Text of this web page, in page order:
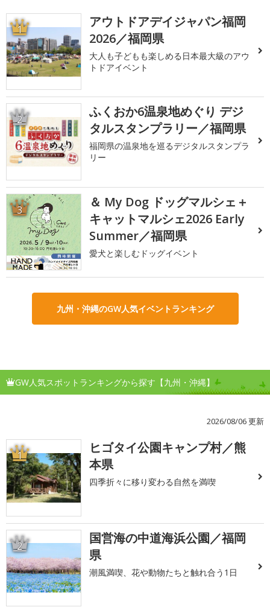
1
アウトドアデイジャパン福岡
2026／福岡県
大人も子どもも楽しめる日本最大級のアウ
トドアイベント
2
ふくおか6温泉地めぐり デジ
タルスタンプラリー／福岡県
福岡県の温泉地を巡るデジタルスタンプラ
リー
3
＆ My Dog ドッグマルシェ＋
キャットマルシェ2026 Early
Summer／福岡県
愛犬と楽しむドッグイベント
九州・沖縄のGW人気イベントランキング
GW人気スポットランキングから探す【九州・沖縄】
2026/08/06 更新
1
ヒゴタイ公園キャンプ村／熊
本県
四季折々に移り変わる自然を満喫
2
国営海の中道海浜公園／福岡
県
潮風満喫、花や動物たちと触れ合う1日